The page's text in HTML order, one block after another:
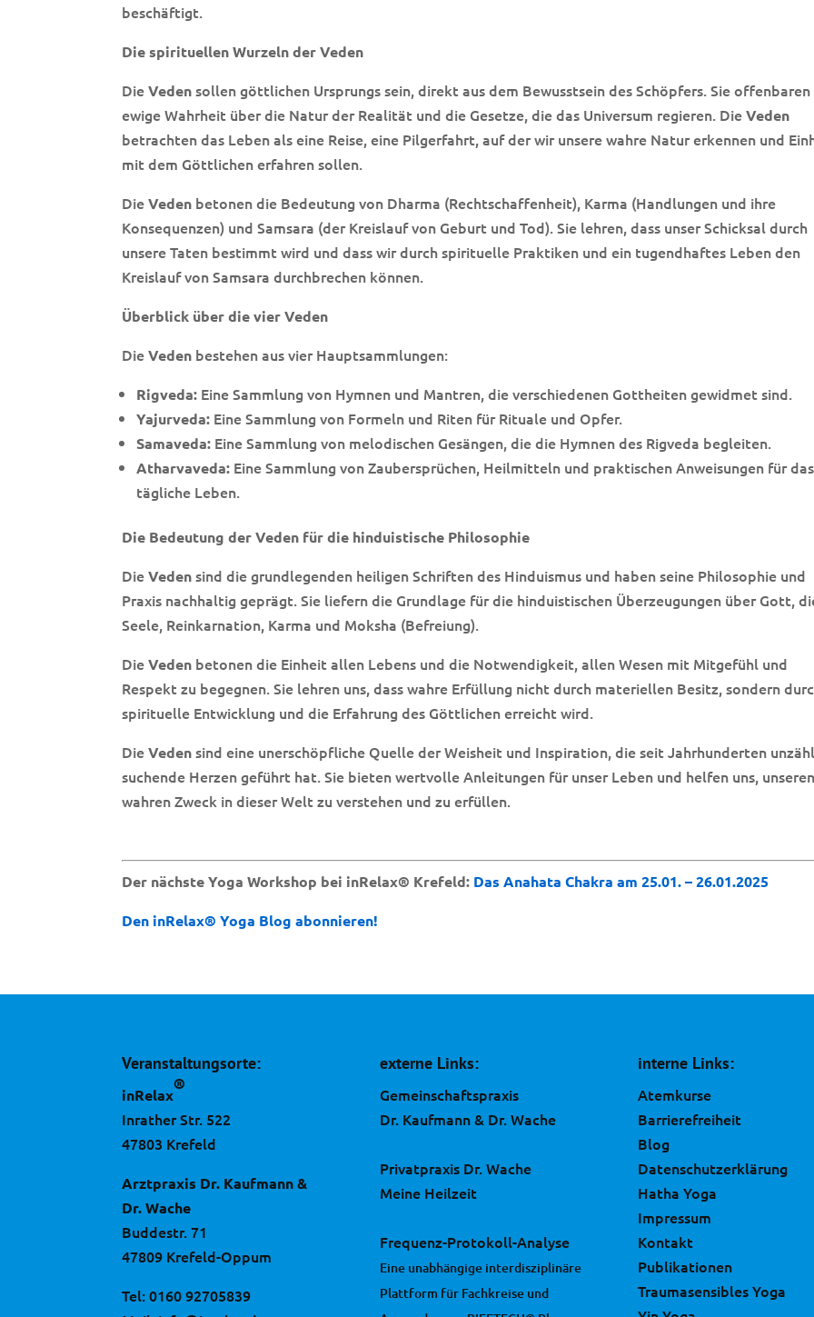
beschäftigt.
Die spirituellen Wurzeln der Veden
DieVedensollen göttlichen Ursprungs sein, direkt aus dem Bewusstsein des Schöpfers. Sie
ewige Wahrheit über die Natur der Realität und die Gesetze, die das Universum regieren. DieVeden
betrachten das Leben als eine Reise, eine Pilgerfahrt, auf der wir unsere wahre Natur erkennen und
mit dem Göttlichen erfahren sollen.
DieVeden betonen die Bedeutung von Dharma (Rechtschaffenheit), Karma (Handlungen und ihre
Konsequenzen) und Samsara (der Kreislauf von Geburt und Tod). Sie lehren, dass unser Schicksal durch
unsere Taten bestimmt wird und dass wir durch spirituelle Praktiken und ein tugendhaftes Leben den
Kreislauf von Samsara durchbrechen können.
Überblick über die vier Veden
DieVeden bestehen aus vier Hauptsammlungen:
Rigveda: Eine Sammlung von Hymnen und Mantren, die verschiedenen Gottheiten gewidmet sind.
Yajurveda: Eine Sammlung von Formeln und Riten für Rituale und Opfer.
Samaveda: Eine Sammlung von melodischen Gesängen, die die Hymnen des Rigveda begleiten.
Atharvaveda: Eine Sammlung von Zaubersprüchen, Heilmitteln und praktischen Anweisungen für das
tägliche Leben.
Die Bedeutung der Veden für die hinduistische Philosophie
DieVedensind die grundlegenden heiligen Schriften des Hinduismus und haben seine Philosophie und
Praxis nachhaltig geprägt. Sie liefern die Grundlage für die hinduistischen Überzeugungen über Gott,
Seele, Reinkarnation, Karma und Moksha (Befreiung).
DieVeden betonen die Einheit allen Lebens und die Notwendigkeit, allen Wesen mit Mitgefühl und
Respekt zu begegnen. Sie lehren uns, dass wahre Erfüllung nicht durch materiellen Besitz, sondern
spirituelle Entwicklung und die Erfahrung des Göttlichen erreicht wird.
DieVedensind eine unerschöpfliche Quelle der Weisheit und Inspiration, die seit Jahrhunderten
suchende Herzen geführt hat. Sie bieten wertvolle Anleitungen für unser Leben und helfen uns, unseren
wahren Zweck in dieser Welt zu verstehen und zu erfüllen.
Der nächste Yoga Workshop bei inRelax® Krefeld: Das Anahata Chakra am 25.01. – 26.01.2025
Den inRelax® Yoga Blog abonnieren!
Veranstaltungsorte:
inRelax
®
Inrather Str. 522
47803 Krefeld
Arztpraxis Dr. Kaufmann &
Dr. Wache
Buddestr. 71
47809 Krefeld-Oppum
Tel:0160 92705839
externe Links:
Gemeinschaftspraxis
Dr. Kaufmann & Dr. Wache
Privatpraxis Dr. Wache
Meine Heilzeit
Frequenz-Protokoll-Analyse
Eine unabhängige interdisziplinäre
Plattform für Fachkreise und
interne Links:
Atemkurse
Barrierefreiheit
Blog
Datenschutzerklärung
Hatha Yoga
Impressum
Kontakt
Publikationen
Traumasensibles Yoga